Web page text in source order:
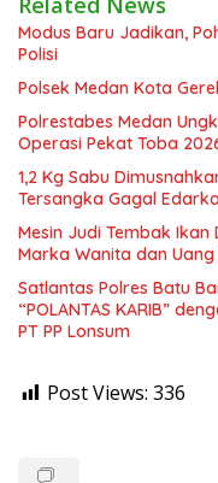
Modus Baru Jadikan,
Polisi
Polsek Medan Kota
Polrestabes Medan
Operasi Pekat Toba
1,2 Kg Sabu
Tersangka Gagal
Mesin Judi Tembak Ikan
Marka Wanita dan
Satlantas Polres Batu
“POLANTAS KARIB”
PT PP Lonsum
Post Views: 336